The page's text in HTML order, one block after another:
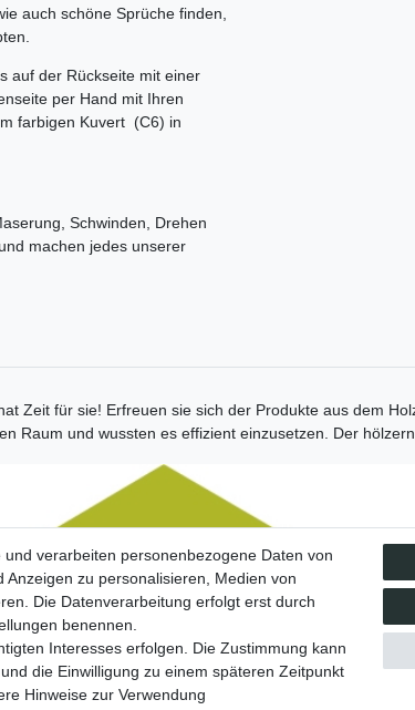
auch schöne Sprüche finden,
auf der Rückseite mit einer
per Hand mit Ihren
farbigen Kuvert (C6) in
Schwinden, Drehen
machen jedes unserer
Zeit für sie! Erfreuen sie sich der Produkte aus dem
Raum und wussten es effizient einzusetzen. Der
verarbeiten personenbezogene Daten von
zu personalisieren, Medien von
Die Datenverarbeitung erfolgt erst durch
benennen.
Interesses erfolgen. Die Zustimmung kann
die Einwilligung zu einem späteren Zeitpunkt
Hinweise zur Verwendung